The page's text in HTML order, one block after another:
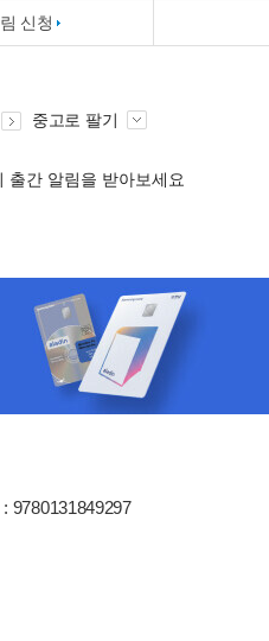
신청
중고로 팔기
출간 알림을 받아보세요
9780131849297